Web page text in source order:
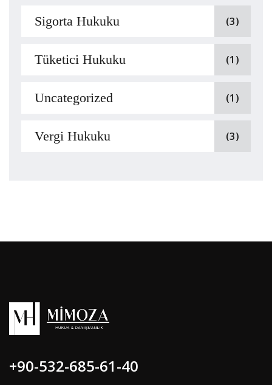
Sigorta Hukuku (3)
Tüketici Hukuku (1)
Uncategorized (1)
Vergi Hukuku (3)
+90-532-685-61-40